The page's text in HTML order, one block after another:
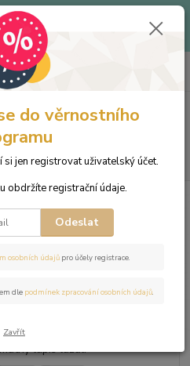
v letním outletu za skvělé ceny!
zásob.
Menu
CZK
Hledat
lapis lazuli
kamenů a
- matný
lapis lazuli
do věrnostního
si jen registrovat uživatelský účet.
obdržíte registrační údaje.
Odeslat
osobních údajů pro účely registrace.
dle podmínek zpracování osobních údajů
Zavřít